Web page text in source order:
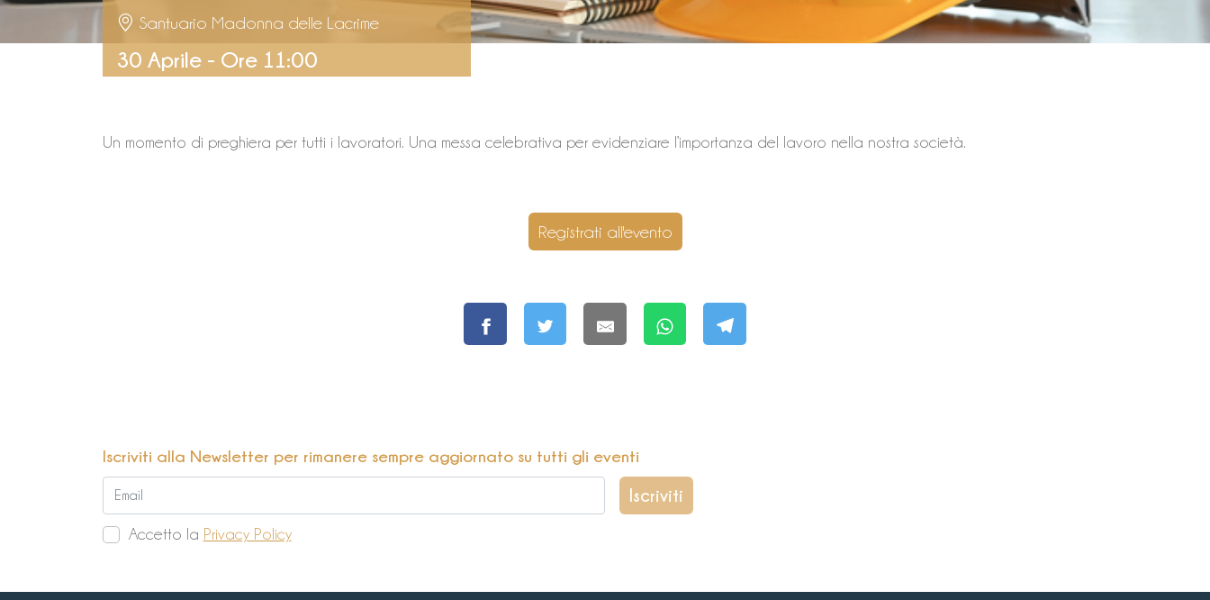
Santuario Madonna delle Lacrime
30 Aprile - Ore 11:00
Un momento di preghiera per tutti i lavoratori. Una messa celebrativa per evidenziare l’importanza del lavoro nella nostra società.
Registrati all'evento
Iscriviti alla Newsletter per rimanere sempre aggiornato su tutti gli eventi
Accetto la Privacy Policy